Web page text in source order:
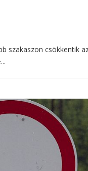
szakaszon csökkentik